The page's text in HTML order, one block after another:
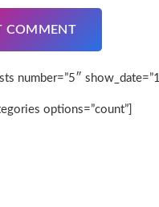
COMMENT
number=”5″
options=”count”]